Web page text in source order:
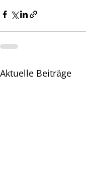
Aktuelle Beiträge